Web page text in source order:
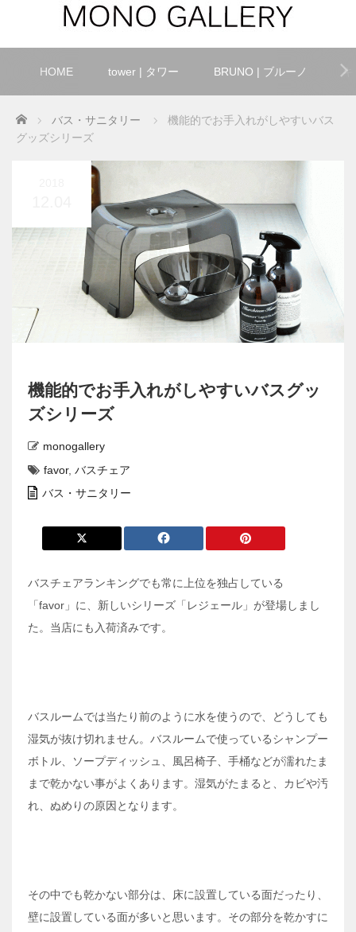
HOME tower | タワー BRUNO | ブルーノ キ
Home バス・サニタリー
機能的でお手入れがしやすいバス
グッズシリーズ
機能的でお手入れがしやすいバスグッ
ズシリーズ
monogallery
favor, バスチェア
バス・サニタリー
バスチェアランキングでも常に上位を独占している
「favor」に、新しいシリーズ「レジェール」が登場しまし
た。当店にも入荷済みです。
バスルームでは当たり前のように水を使うので、どうしても
湿気が抜け切れません。バスルームで使っているシャンプー
ボトル、ソープディッシュ、風呂椅子、手桶などが濡れたま
まで乾かない事がよくあります。湿気がたまると、カビや汚
れ、ぬめりの原因となります。
その中でも乾かない部分は、床に設置している面だったり、
壁に設置している面が多いと思います。その部分を乾かすに